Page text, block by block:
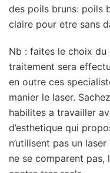
des poils bruns: poils
claire pour etre sans
Nb : faites le choix du
traitement sera
en outre ces
manier le laser.
habilites a travailler
d’esthetique qui
n’utilisent pas un
ne se comparent pas,